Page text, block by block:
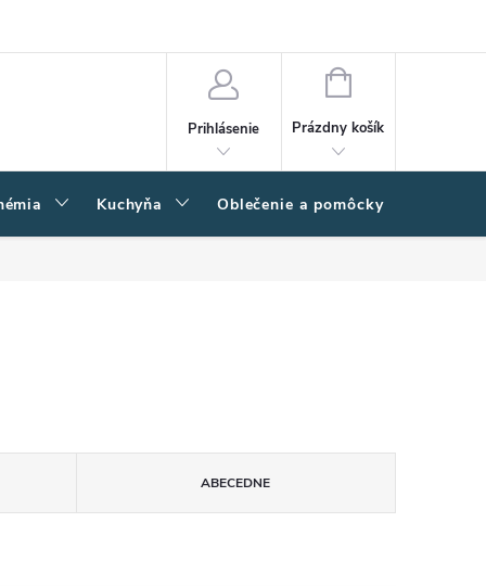
Prihlásenie
NÁKUPNÝ
Prázdny košík
Kuchyňa Oblečenie a pomôcky
ABECEDNE